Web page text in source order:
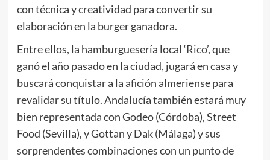
con técnica y creatividad para convertir su
elaboración en la burger ganadora.
Entre ellos, la hamburguesería local ‘Rico’, que
ganó el año pasado en la ciudad, jugará en casa y
buscará conquistar a la afición almeriense para
revalidar su título. Andalucía también estará muy
bien representada con Godeo (Córdoba), Street
Food (Sevilla), y Gottan y Dak (Málaga) y sus
sorprendentes combinaciones con un punto de